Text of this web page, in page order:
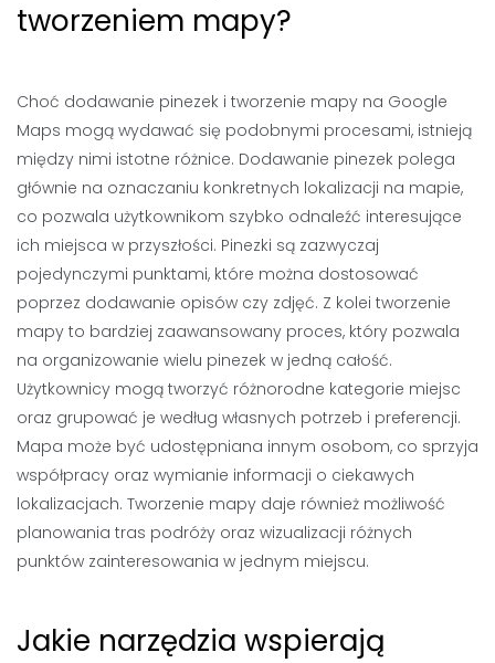
tworzeniem mapy?
Choć dodawanie pinezek i tworzenie mapy na Google
Maps mogą wydawać się podobnymi procesami, istnieją
między nimi istotne różnice. Dodawanie pinezek polega
głównie na oznaczaniu konkretnych lokalizacji na mapie,
co pozwala użytkownikom szybko odnaleźć interesujące
ich miejsca w przyszłości. Pinezki są zazwyczaj
pojedynczymi punktami, które można dostosować
poprzez dodawanie opisów czy zdjęć. Z kolei tworzenie
mapy to bardziej zaawansowany proces, który pozwala
na organizowanie wielu pinezek w jedną całość.
Użytkownicy mogą tworzyć różnorodne kategorie miejsc
oraz grupować je według własnych potrzeb i preferencji.
Mapa może być udostępniana innym osobom, co sprzyja
współpracy oraz wymianie informacji o ciekawych
lokalizacjach. Tworzenie mapy daje również możliwość
planowania tras podróży oraz wizualizacji różnych
punktów zainteresowania w jednym miejscu.
Jakie narzędzia wspierają